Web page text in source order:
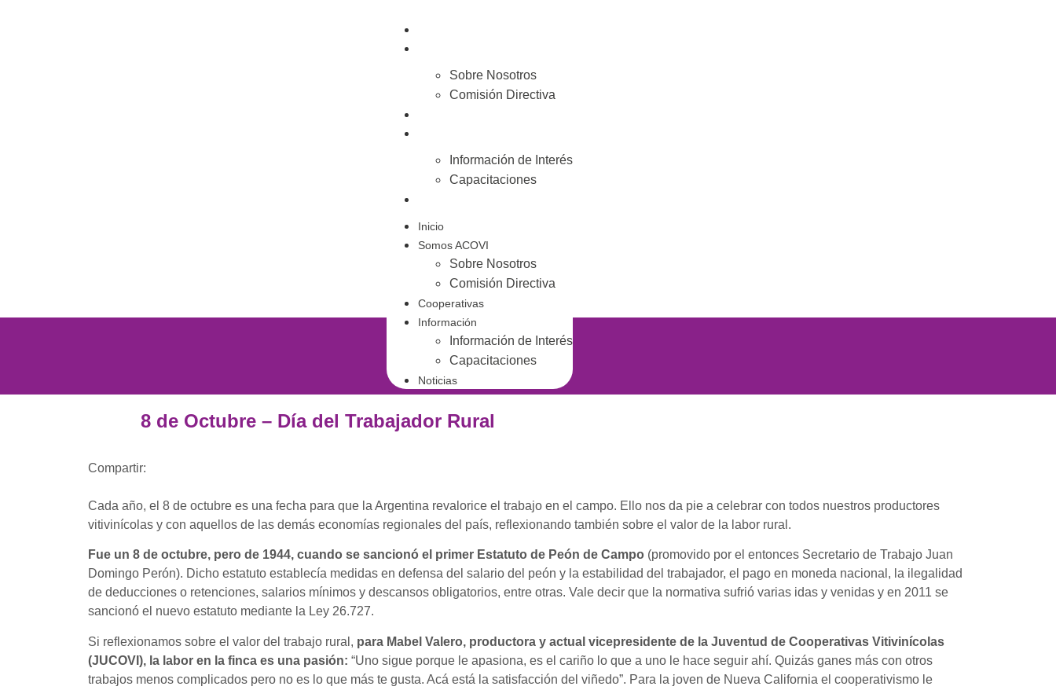
Sobre Nosotros
Comisión Directiva
Información de Interés
Capacitaciones
Inicio
Somos ACOVI
Sobre Nosotros
Comisión Directiva
Cooperativas
Información
Información de Interés
Capacitaciones
Noticias
8 de Octubre – Día del Trabajador Rural
Compartir:
Cada año, el 8 de octubre es una fecha para que la Argentina revalorice el trabajo en el campo. Ello nos da pie a celebrar con todos nuestros productores
vitivinícolas y con aquellos de las demás economías regionales del país, reflexionando también sobre el valor de la labor rural.
Fue un 8 de octubre, pero de 1944, cuando se sancionó el primer Estatuto de Peón de Campo (promovido por el entonces Secretario de Trabajo Juan
Domingo Perón). Dicho estatuto establecía medidas en defensa del salario del peón y la estabilidad del trabajador, el pago en moneda nacional, la ilegalidad
de deducciones o retenciones, salarios mínimos y descansos obligatorios, entre otras. Vale decir que la normativa sufrió varias idas y venidas y en 2011 se
sancionó el nuevo estatuto mediante la Ley 26.727.
Si reflexionamos sobre el valor del trabajo rural, para Mabel Valero, productora y actual vicepresidente de la Juventud de Cooperativas Vitivinícolas
(JUCOVI), la labor en la finca es una pasión: “Uno sigue porque le apasiona, es el cariño lo que a uno le hace seguir ahí. Quizás ganes más con otros
trabajos menos complicados pero no es lo que más te gusta. Acá está la satisfacción del viñedo”. Para la joven de Nueva California el cooperativismo le